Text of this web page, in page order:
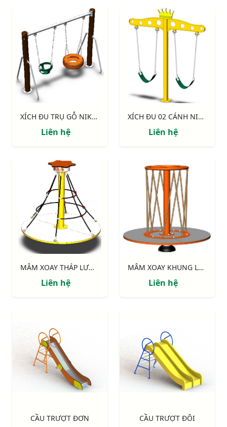
XÍCH ĐU TRỤ GỖ NIK734447-4
Liên hệ
XÍCH ĐU 02 CÁNH NIK734447-3
Liên hệ
MÂM XOAY THÁP LƯỚI NIK734445T
Liên hệ
MÂM XOAY KHUNG LƯỚI NIK734445L
Liên hệ
CẦU TRƯỢT ĐƠN CẦU TRƯỢT ĐÔI